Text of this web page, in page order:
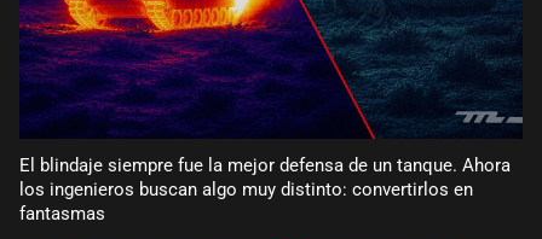
El blindaje siempre fue la mejor defensa de un tanque. Ahora
los ingenieros buscan algo muy distinto: convertirlos en
fantasmas